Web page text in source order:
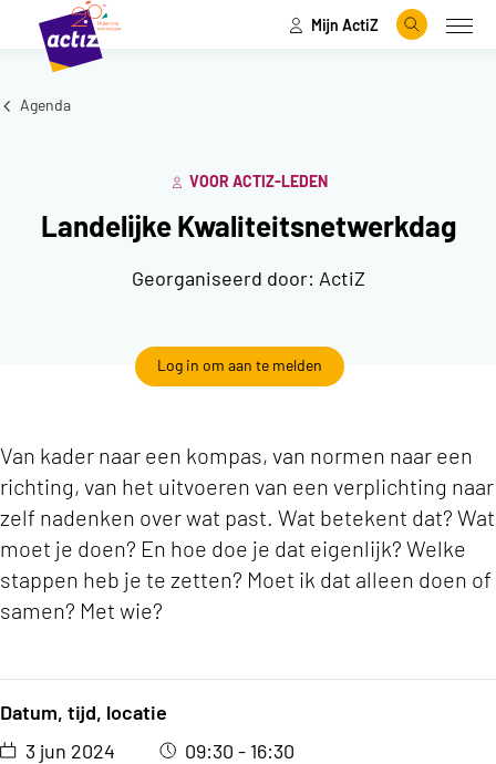
Naar hoofdinhoud
Naar menu Mijn ActiZ
Zoeken
Agenda
VOOR ACTIZ-LEDEN
Landelijke Kwaliteitsnetwerkdag
Georganiseerd door: ActiZ
Log in om aan te melden
Van kader naar een kompas, van normen naar een
richting, van het uitvoeren van een verplichting naar
zelf nadenken over wat past. Wat betekent dat? Wat
moet je doen? En hoe doe je dat eigenlijk? Welke
stappen heb je te zetten? Moet ik dat alleen doen of
samen? Met wie?
Datum, tijd, locatie
3 jun 2024
09:30 - 16:30